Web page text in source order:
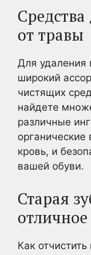
от травы
Для удаления
широкий
чистящих
найдете
различные
органические
кровь, и
вашей обуви.
Старая
отличное
Как